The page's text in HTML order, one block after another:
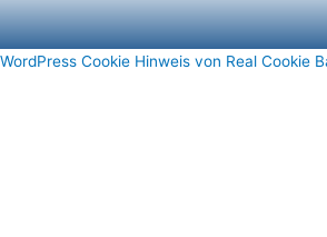
WordPress Cookie Hinweis von Real Cookie